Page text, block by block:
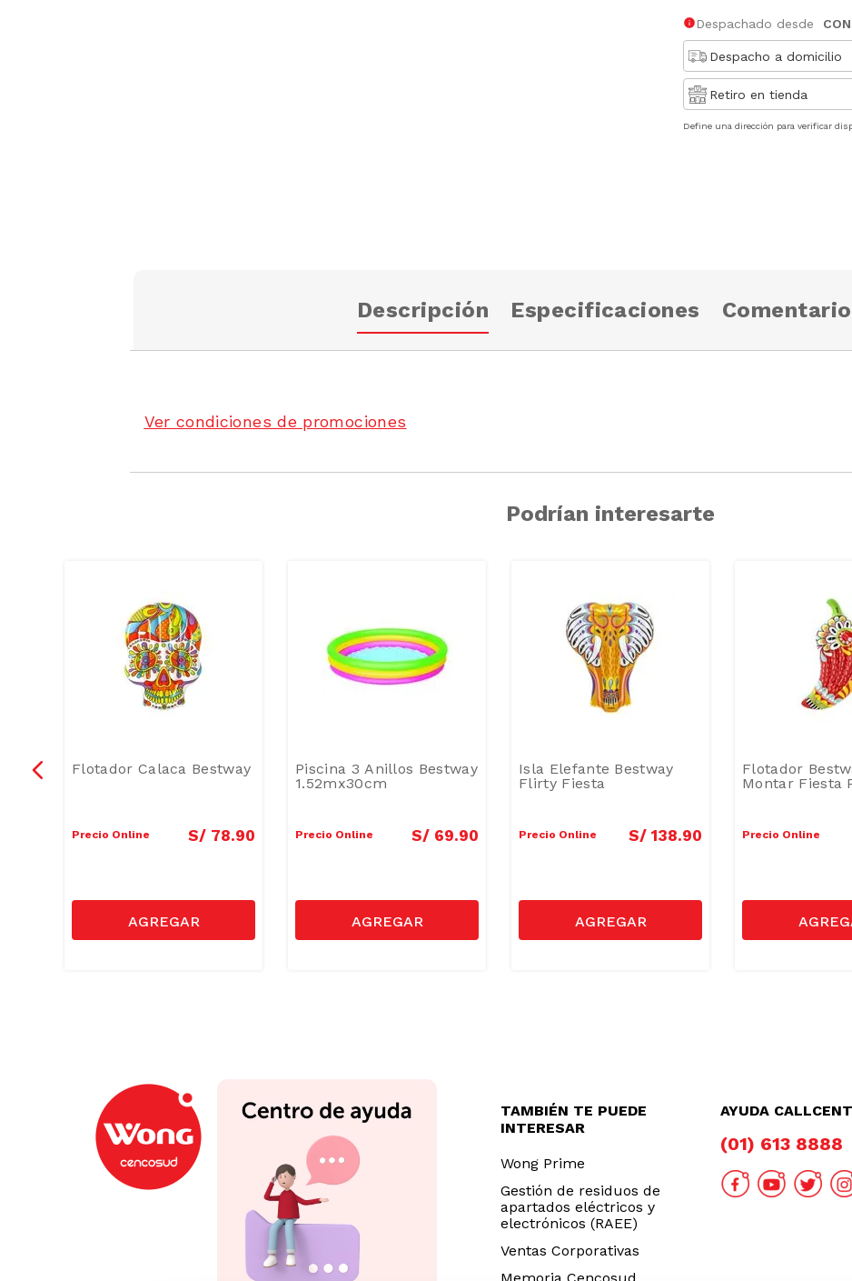
Despachado desde
Despacho a domicilio
Retiro en tienda
Define una dirección para verificar
Descripción Especificaciones
Ver condiciones de promociones
Podrían interesarte
Flotador Calaca Bestway
Precio Online S/ 78.90
Piscina 3 Anillos Bestway
1.52mx30cm
Precio Online S/ 69.90
Isla Elefante Bestway
Flirty Fiesta
Precio Online S/ 138.90
Flotador
Montar Fiesta
Precio Online
TAMBIÉN TE PUEDE
INTERESAR
Wong Prime
Gestión de residuos de
apartados eléctricos y
electrónicos (RAEE)
Ventas Corporativas
AYUDA
(01) 613 8888